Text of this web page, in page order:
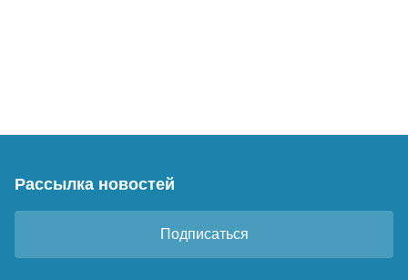
Рассылка новостей
Подписаться